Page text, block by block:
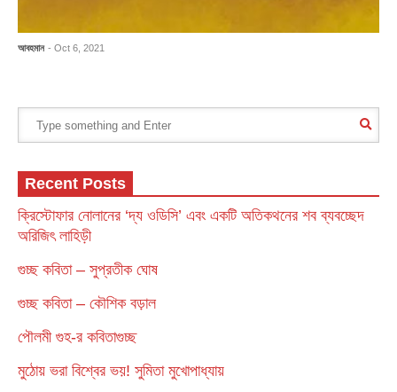
আবহমান - Oct 6, 2021
Recent Posts
ক্রিস্টোফার নোলানের ‘দ্য ওডিসি’ এবং একটি অতিকথনের শব ব্যবচ্ছেদ
অরিজিৎ লাহিড়ী
গুচ্ছ কবিতা – সুপ্রতীক ঘোষ
গুচ্ছ কবিতা – কৌশিক বড়াল
পৌলমী গুহ-র কবিতাগুচ্ছ
মুঠোয় ভরা বিশ্বের ভয়! সুমিতা মুখোপাধ্যায়